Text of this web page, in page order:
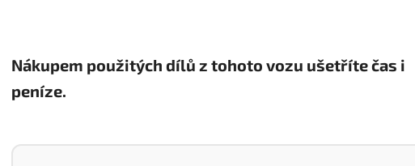
Nákupem použitých dílů z tohoto vozu ušetříte čas i
peníze.